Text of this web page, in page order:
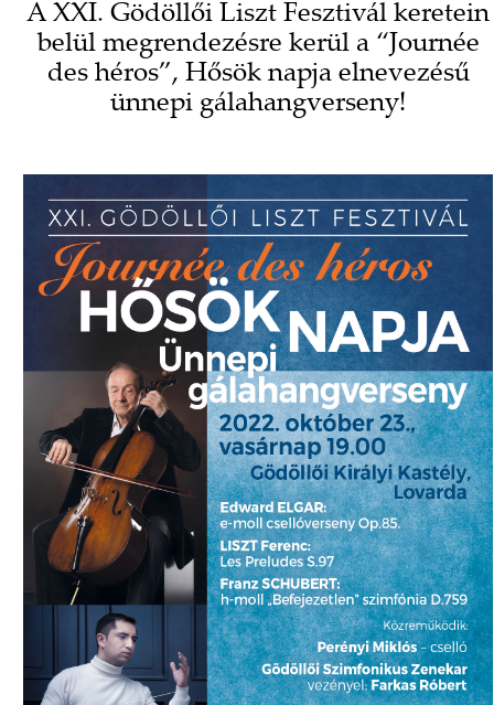
A XXI. Gödöllői Liszt Fesztivál keretein
belül megrendezésre kerül a “Journée
des héros”, Hősök napja elnevezésű
ünnepi gálahangverseny!